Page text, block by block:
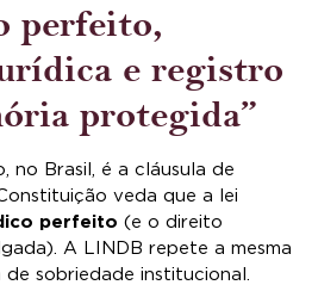
perfeito,
e registro
protegida”
no Brasil, é a cláusula de
veda que a lei
perfeito (e o direito
A LINDB repete a mesma
sobriedade institucional.